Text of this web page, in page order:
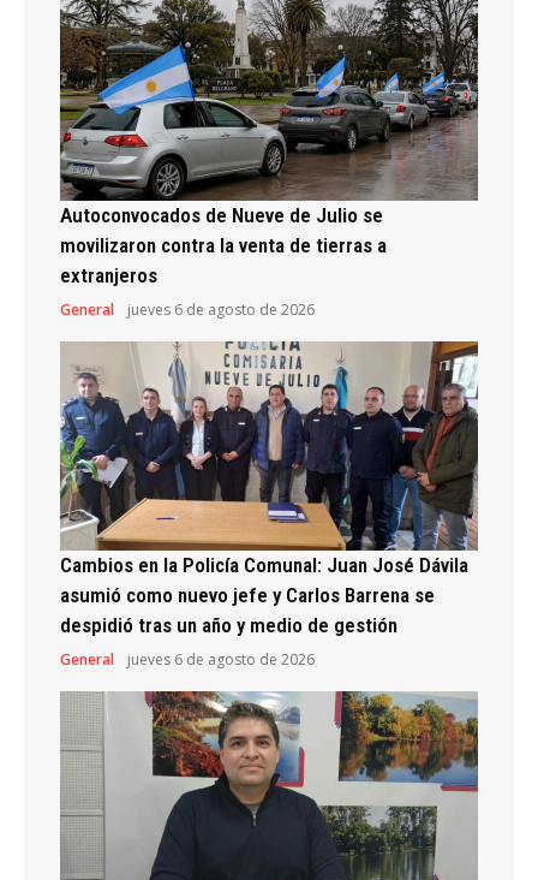
Autoconvocados de Nueve de Julio se
movilizaron contra la venta de tierras a
extranjeros
General jueves 6 de agosto de 2026
Cambios en la Policía Comunal: Juan José Dávila
asumió como nuevo jefe y Carlos Barrena se
despidió tras un año y medio de gestión
General jueves 6 de agosto de 2026